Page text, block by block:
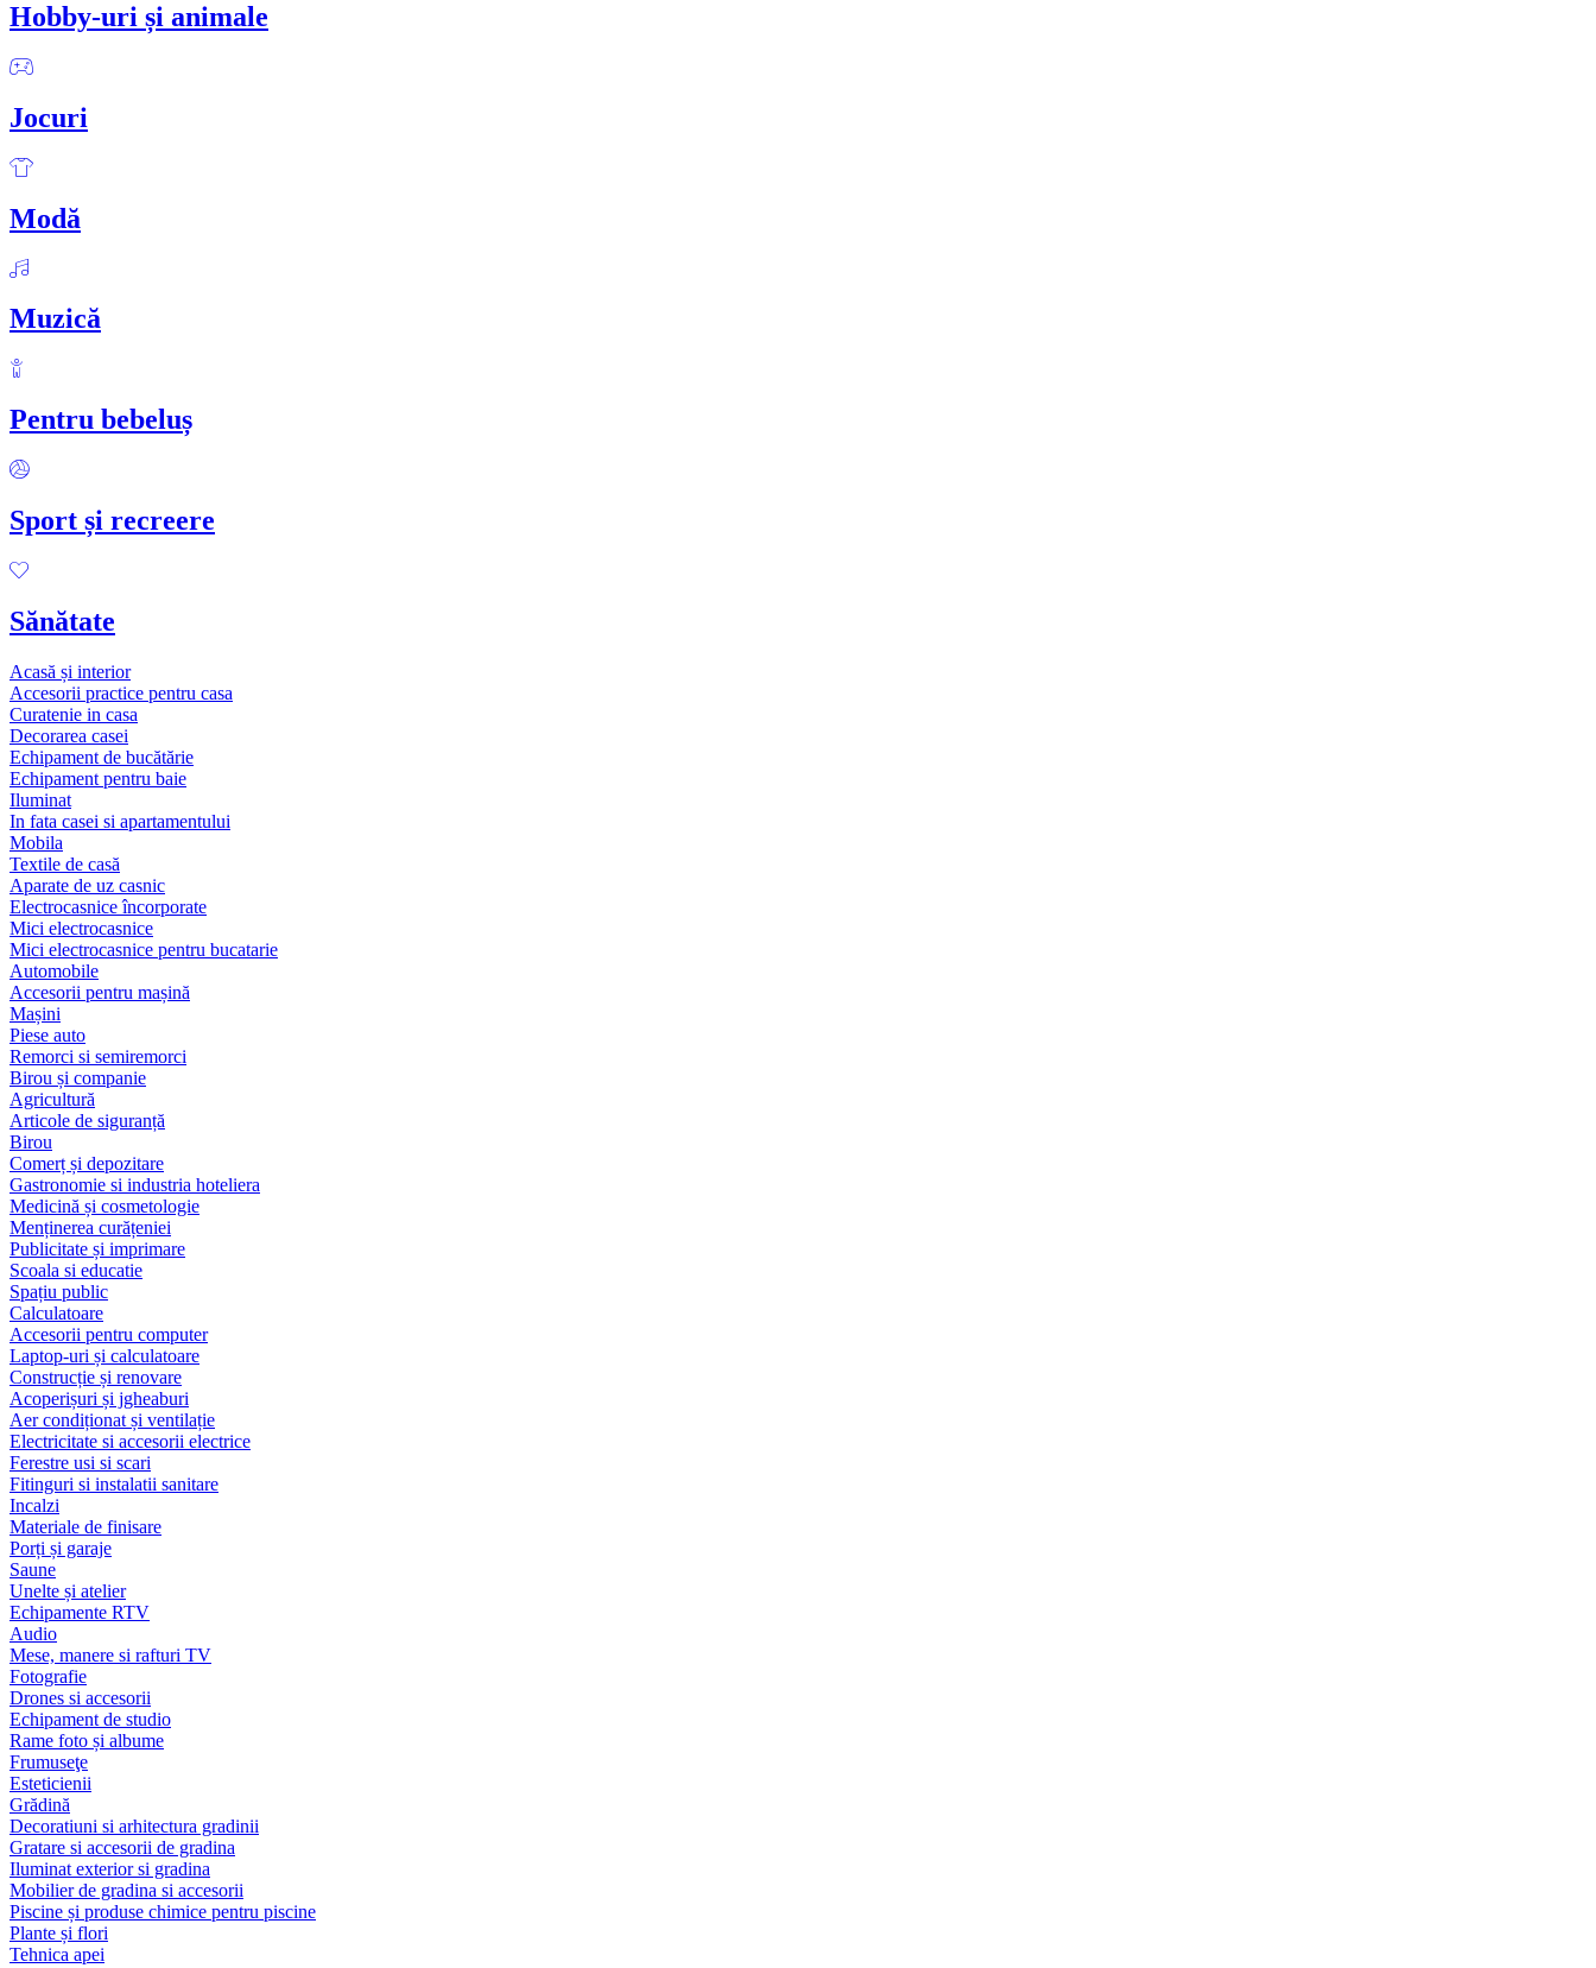
Hobby-uri și animale
Jocuri
Modă
Muzică
Pentru bebeluș
Sport și recreere
Sănătate
Acasă și interior
Accesorii practice pentru casa
Curatenie in casa
Decorarea casei
Echipament de bucătărie
Echipament pentru baie
Iluminat
In fata casei si apartamentului
Mobila
Textile de casă
Aparate de uz casnic
Electrocasnice încorporate
Mici electrocasnice
Mici electrocasnice pentru bucatarie
Automobile
Accesorii pentru mașină
Mașini
Piese auto
Remorci si semiremorci
Birou și companie
Agricultură
Articole de siguranță
Birou
Comerț și depozitare
Gastronomie si industria hoteliera
Medicină și cosmetologie
Menținerea curățeniei
Publicitate și imprimare
Scoala si educatie
Spațiu public
Calculatoare
Accesorii pentru computer
Laptop-uri și calculatoare
Construcție și renovare
Acoperișuri și jgheaburi
Aer condiționat și ventilație
Electricitate si accesorii electrice
Ferestre usi si scari
Fitinguri si instalatii sanitare
Incalzi
Materiale de finisare
Porți și garaje
Saune
Unelte și atelier
Echipamente RTV
Audio
Mese, manere si rafturi TV
Fotografie
Drones si accesorii
Echipament de studio
Rame foto și albume
Frumuseţe
Esteticienii
Grădină
Decoratiuni si arhitectura gradinii
Gratare si accesorii de gradina
Iluminat exterior si gradina
Mobilier de gradina si accesorii
Piscine și produse chimice pentru piscine
Plante și flori
Tehnica apei